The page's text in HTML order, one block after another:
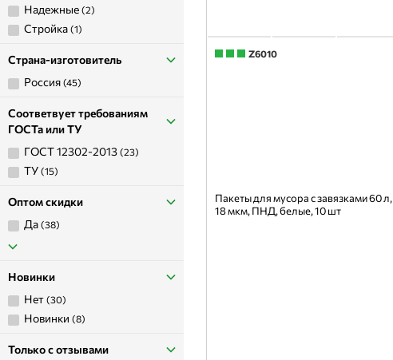
надежные (2)
стройка (1)
Страна-изготовитель
Россия (45)
Соответвует требованиям
ГОСТа или ТУ
ГОСТ 12302-2013 (23)
ТУ (15)
Оптом скидки
да (38)
Новинки
нет (30)
новинки (8)
Только с отзывами
Z6010
Пакеты для мусора с завязками 60 л,
18 мкм, ПНД, белые, 10 шт